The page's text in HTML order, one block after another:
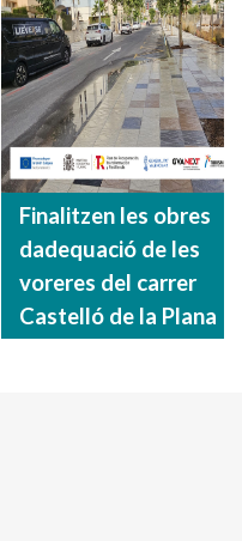
Finalitzen les obres
dadequació de les
voreres del carrer
Castelló de la Plana